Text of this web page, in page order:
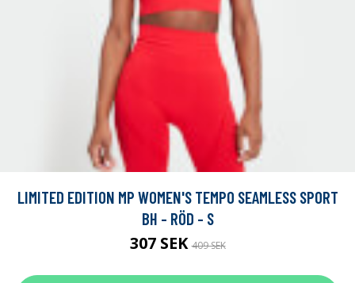
LIMITED EDITION MP WOMEN'S TEMPO SEAMLESS SPORT
BH - RÖD - S
307 SEK409 SEK